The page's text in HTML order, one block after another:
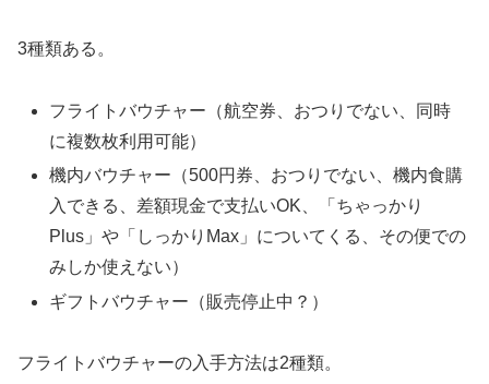
3種類ある。
フライトバウチャー（航空券、おつりでない、同時
に複数枚利用可能）
機内バウチャー（500円券、おつりでない、機内食購
入できる、差額現金で支払いOK、「ちゃっかり
Plus」や「しっかりMax」についてくる、その便での
みしか使えない）
ギフトバウチャー（販売停止中？）
フライトバウチャーの入手方法は2種類。